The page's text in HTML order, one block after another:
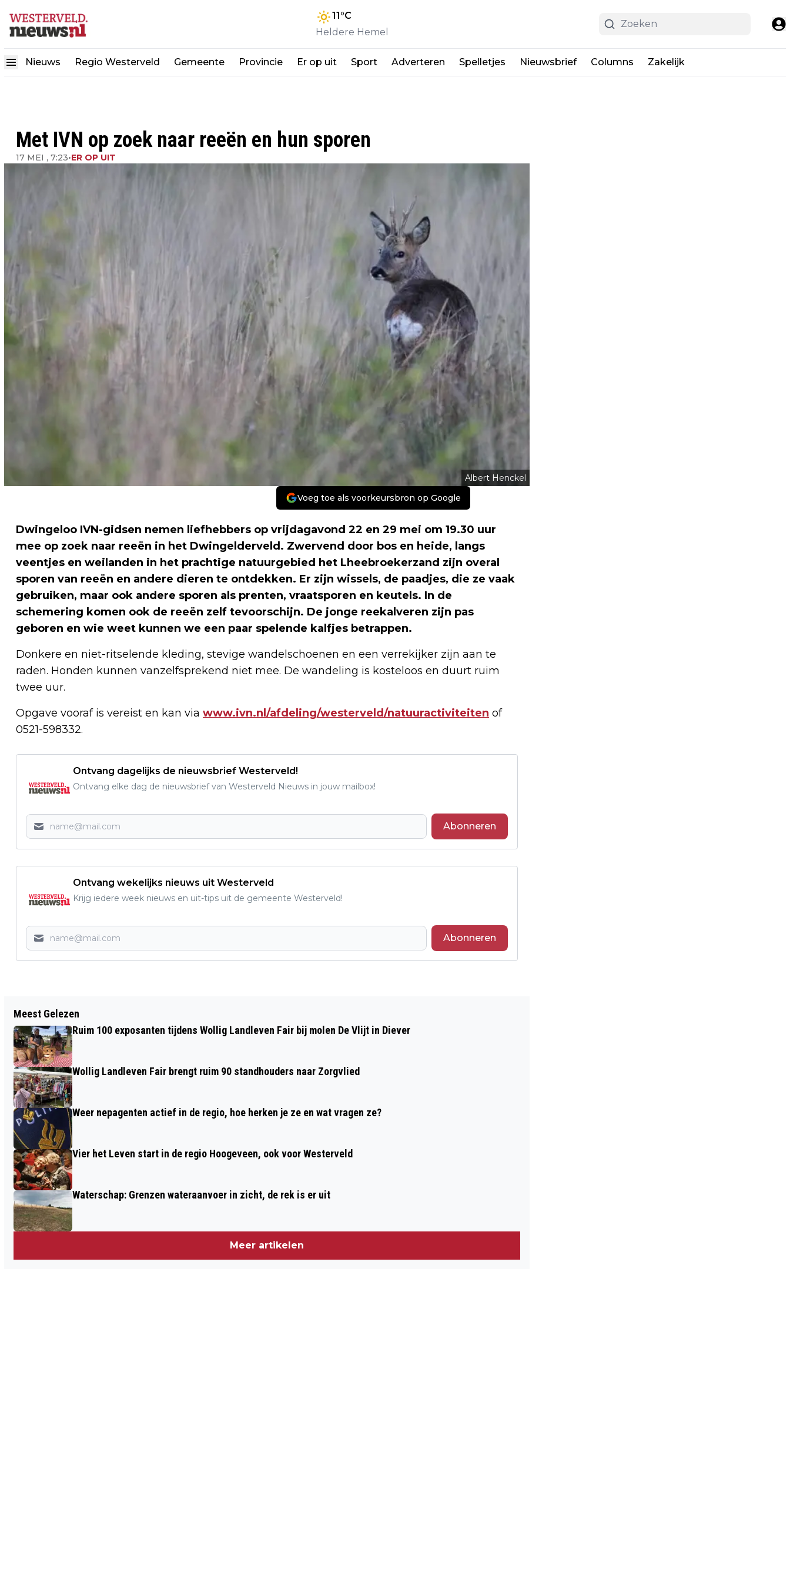
11 °C
Heldere Hemel
Nieuws Regio Westerveld Gemeente Provincie Er op uit Sport Adverteren Spelletjes Nieuwsbrief Columns Zakelijk
Met IVN op zoek naar reeën en hun sporen
17 MEI , 7:23•ER OP UIT
Albert Henckel
Voeg toe als voorkeursbron op Google
Dwingeloo IVN-gidsen nemen liefhebbers op vrijdagavond 22 en 29 mei om 19.30 uur
mee op zoek naar reeën in het Dwingelderveld. Zwervend door bos en heide, langs
veentjes en weilanden in het prachtige natuurgebied het Lheebroekerzand zijn overal
sporen van reeën en andere dieren te ontdekken. Er zijn wissels, de paadjes, die ze vaak
gebruiken, maar ook andere sporen als prenten, vraatsporen en keutels. In de
schemering komen ook de reeën zelf tevoorschijn. De jonge reekalveren zijn pas
geboren en wie weet kunnen we een paar spelende kalfjes betrappen.
Donkere en niet-ritselende kleding, stevige wandelschoenen en een verrekijker zijn aan te
raden. Honden kunnen vanzelfsprekend niet mee. De wandeling is kosteloos en duurt ruim
twee uur.
Opgave vooraf is vereist en kan via www.ivn.nl/afdeling/westerveld/natuuractiviteiten of
0521-598332.
Ontvang dagelijks de nieuwsbrief Westerveld!
Ontvang elke dag de nieuwsbrief van Westerveld Nieuws in jouw mailbox!
Abonneren
Ontvang wekelijks nieuws uit Westerveld
Krijg iedere week nieuws en uit-tips uit de gemeente Westerveld!
Abonneren
SPROOKJESVOORSTELLINGEN IN
TUINEN IN DWINGELOO EN DIEVER
WANDELMAATJE OP DE 15 EN 20 KM
Meest Gelezen
Ruim 100 exposanten tijdens Wollig Landleven Fair bij molen De Vlijt in Diever
Wollig Landleven Fair brengt ruim 90 standhouders naar Zorgvlied
Weer nepagenten actief in de regio, hoe herken je ze en wat vragen ze?
Vier het Leven start in de regio Hoogeveen, ook voor Westerveld
Waterschap: Grenzen wateraanvoer in zicht, de rek is er uit
Meer artikelen